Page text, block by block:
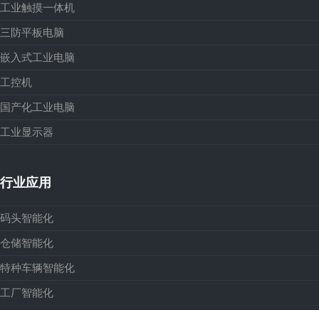
工业触摸一体机
三防平板电脑
嵌入式工业电脑
工控机
国产化工业电脑
工业显示器
行业应用
码头智能化
仓储智能化
特种车辆智能化
工厂智能化